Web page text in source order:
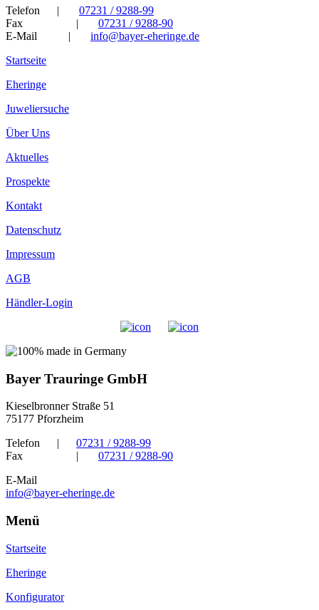
Telefon
|
07231 / 9288-99
Fax
|
07231 / 9288-90
E-Mail
|
info@bayer-eheringe.de
Startseite
Eheringe
Juweliersuche
Über Uns
Aktuelles
Prospekte
Kontakt
Datenschutz
Impressum
AGB
Händler-Login
Bayer Trauringe GmbH
Kieselbronner Straße 51
75177 Pforzheim
Telefon
|
07231 / 9288-99
Fax
|
07231 / 9288-90
E-Mail
info@bayer-eheringe.de
Menü
Startseite
Eheringe
Konfigurator